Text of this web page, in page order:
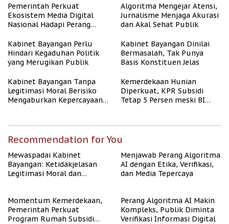
Berpenghasilan Rendah
Pemerintah Perkuat
Ekosistem Media Digital
Nasional Hadapi Perang
Algoritma Mengejar Atensi,
Jurnalisme Menjaga Akurasi
dan Akal Sehat Publik
Kabinet Bayangan Perlu
Hindari Kegaduhan Politik
yang Merugikan Publik
Kabinet Bayangan Dinilai
Bermasalah, Tak Punya
Basis Konstituen Jelas
Kabinet Bayangan Tanpa
Legitimasi Moral Berisiko
Mengaburkan Kepercayaan
Kemerdekaan Hunian
Diperkuat, KPR Subsidi
Tetap 5 Persen meski BI
Recommendation for You
Mewaspadai Kabinet
Bayangan: Ketidakjelasan
Legitimasi Moral dan
Menjawab Perang Algoritma
AI dengan Etika, Verifikasi,
dan Media Tepercaya
Momentum Kemerdekaan,
Pemerintah Perkuat
Program Rumah Subsidi
Perang Algoritma AI Makin
Kompleks, Publik Diminta
Verifikasi Informasi Digital